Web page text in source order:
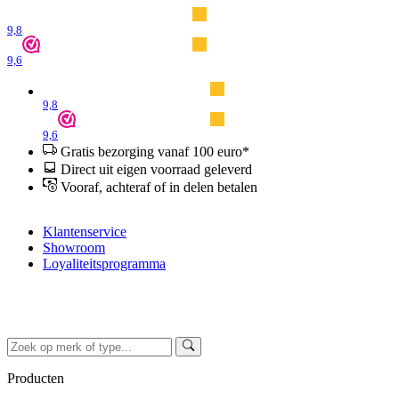
9,8
9,6
9,8
9,6
Gratis bezorging vanaf 100 euro*
Direct uit eigen voorraad geleverd
Vooraf, achteraf of in delen betalen
Klantenservice
Showroom
Loyaliteitsprogramma
Producten